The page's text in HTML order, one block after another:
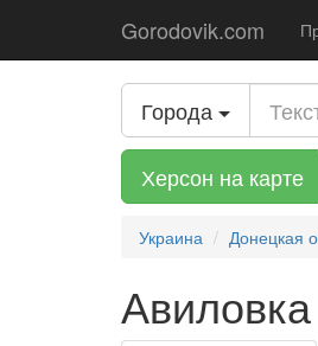
Gorodovik.com
Города
Херсон на карте
Украина Донецкая